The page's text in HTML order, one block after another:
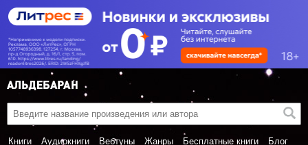
Книги Аудиокниги Вебтуны Жанры Бесплатные книги
Блог